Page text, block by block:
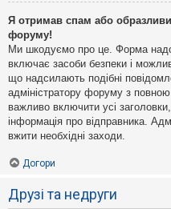
Я отримав спам або
форуму!
Ми шкодуємо про це. Форма
включає засоби безпеки і
що надсилають подібні
адміністратору форуму з
важливо включити усі
інформація про відправника.
вжити необхідні заходи.
Догори
Друзі та недруги